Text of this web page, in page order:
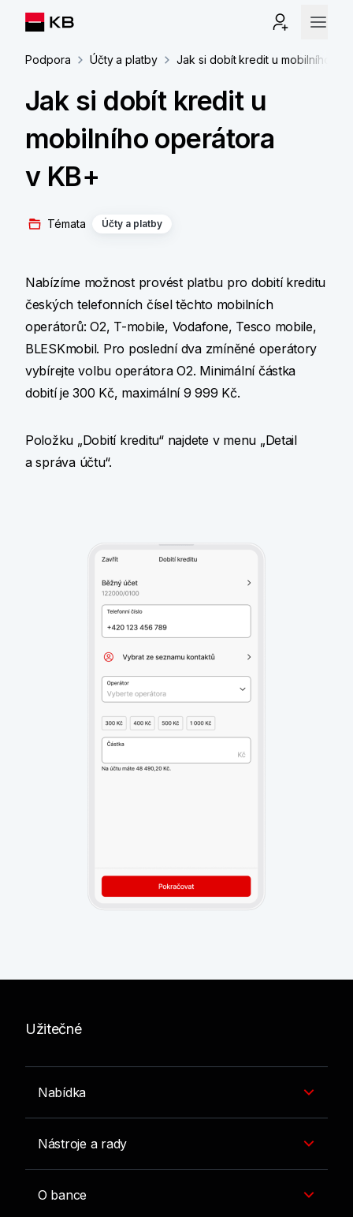
Podpora Účty a platby Jak si dobít kredit u mobilního
Jak si dobít kredit u
mobilního operátora
v KB+
Témata Účty a platby
Nabízíme možnost provést platbu pro dobití kreditu
českých telefonních čísel těchto mobilních
operátorů: O2, T-mobile, Vodafone, Tesco mobile,
BLESKmobil. Pro poslední dva zmíněné operátory
vybírejte volbu operátora O2. Minimální částka
dobití je 300 Kč, maximální 9 999 Kč.
Položku „Dobití kreditu“ najdete v menu „Detail
a správa účtu“.
Užitečné
Nabídka
Nástroje a rady
O bance